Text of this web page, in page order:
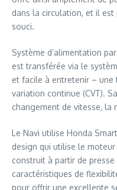
dans la circulation, et il
souci.
Système d’alimentation
est transférée via le
et facile à entretenir – une
variation continue (CVT).
changement de vitesse, la
Le Navi utilise Honda
design qui utilise le
construit à partir de
caractéristiques de
pour offrir une excellente